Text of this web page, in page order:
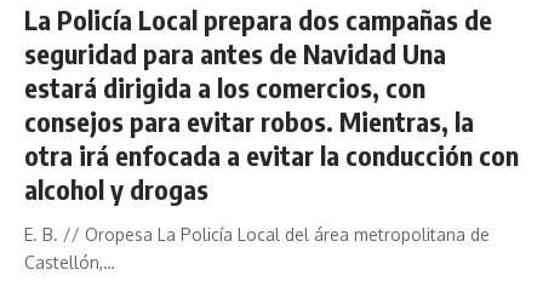
La Policía Local prepara dos campañas de
seguridad para antes de Navidad Una
estará dirigida a los comercios, con
consejos para evitar robos. Mientras, la
otra irá enfocada a evitar la conducción con
alcohol y drogas
E. B. // Oropesa La Policía Local del área metropolitana de
Castellón,…